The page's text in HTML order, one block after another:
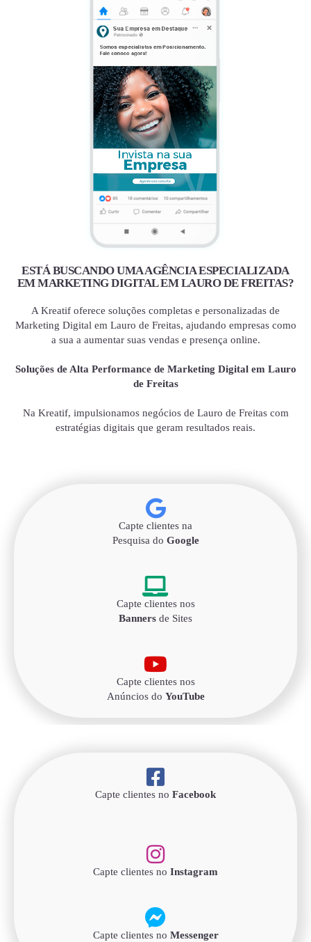
ESTÁ BUSCANDO UMA AGÊNCIA ESPECIALIZADA
EM MARKETING DIGITAL EM LAURO DE FREITAS?
A Kreatif oferece soluções completas e personalizadas de
Marketing Digital em Lauro de Freitas, ajudando empresas como
a sua a aumentar suas vendas e presença online.
Soluções de Alta Performance de Marketing Digital em Lauro
de Freitas
Na Kreatif, impulsionamos negócios de Lauro de Freitas com
estratégias digitais que geram resultados reais.
Capte clientes na
Pesquisa do Google
Capte clientes nos
Banners de Sites
Capte clientes nos
Anúncios do YouTube
Capte clientes no Facebook
Capte clientes no Instagram
Capte clientes no Messenger